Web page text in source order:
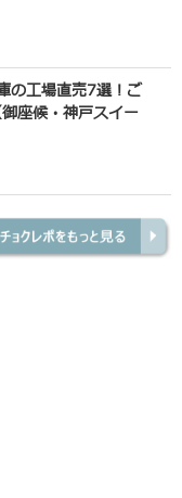
の工場直売7選！ご
座候・神戸スイー